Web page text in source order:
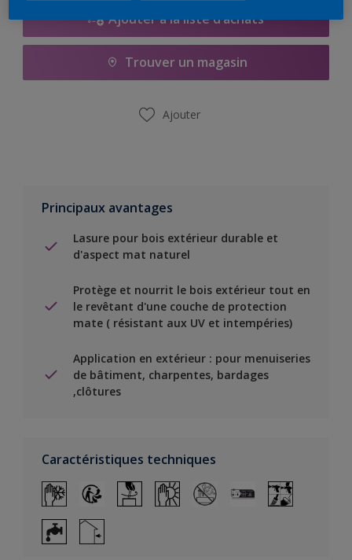
Ajouter à la liste d’achats
Trouver un magasin
Ajouter
Principaux avantages
Lasure pour bois extérieur durable et
d'aspect mat naturel
Protège et nourrit le bois extérieur tout en
le revêtant d'une couche de protection
mate ( résistant aux UV et intempéries)
Application en extérieur : pour menuiseries
de bâtiment, charpentes, bardages
,clôtures
Caractéristiques techniques